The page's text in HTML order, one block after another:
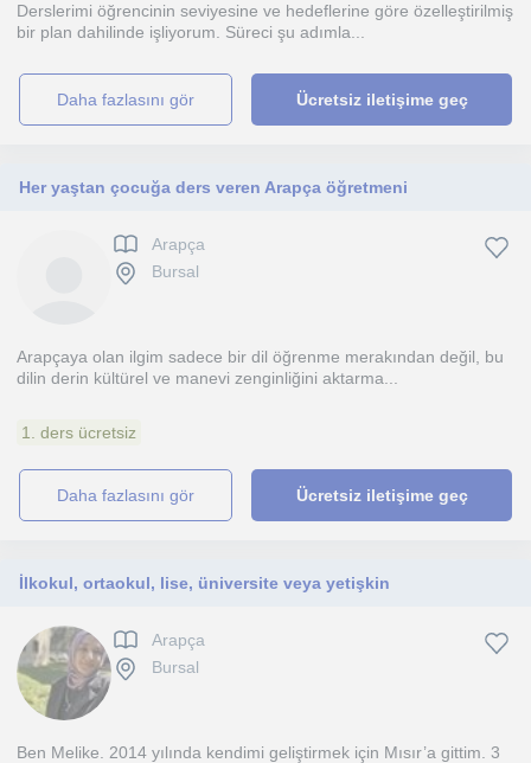
Derslerimi öğrencinin seviyesine ve hedeflerine göre özelleştirilmiş
bir plan dahilinde işliyorum. Süreci şu adımla...
daha fazlasını gör Ücretsiz iletişime geç
Her yaştan çocuğa ders veren Arapça öğretmeni
Arapça
Bursal
Arapçaya olan ilgim sadece bir dil öğrenme merakından değil, bu
dilin derin kültürel ve manevi zenginliğini aktarma...
1. ders ücretsiz
daha fazlasını gör Ücretsiz iletişime geç
İlkokul, ortaokul, lise, üniversite veya yetişkin
Arapça
Bursal
Ben Melike. 2014 yılında kendimi geliştirmek için Mısır’a gittim. 3